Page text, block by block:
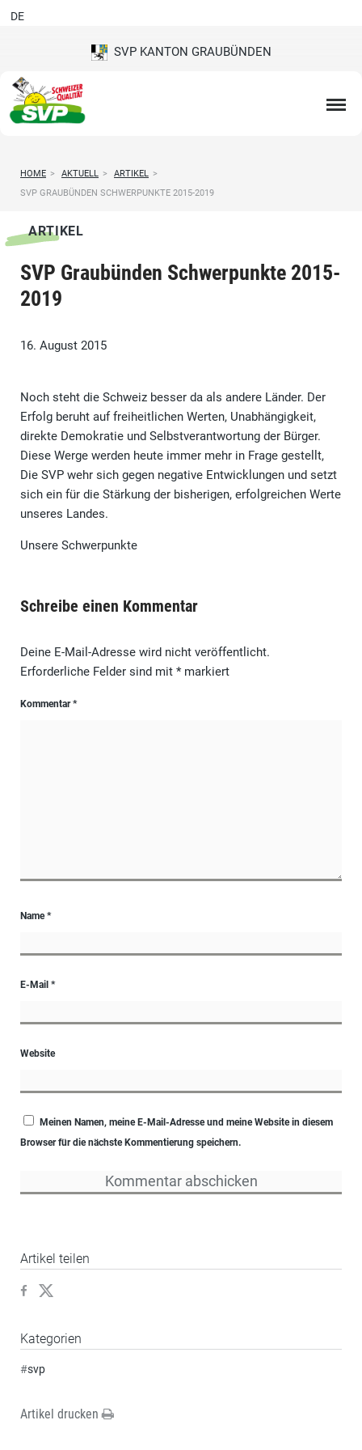
SVP KANTON GRAUBÜNDEN
DE
HOME > AKTUELL > ARTIKEL >
SVP GRAUBÜNDEN SCHWERPUNKTE 2015-2019
ARTIKEL
SVP Graubünden Schwerpunkte 2015-
2019
16. August 2015
Noch steht die Schweiz besser da als andere Länder. Der
Erfolg beruht auf freiheitlichen Werten, Unabhängigkeit,
direkte Demokratie und Selbstverantwortung der Bürger.
Diese Werge werden heute immer mehr in Frage gestellt,
Die SVP wehr sich gegen negative Entwicklungen und setzt
sich ein für die Stärkung der bisherigen, erfolgreichen Werte
unseres Landes.
Unsere Schwerpunkte
Schreibe einen Kommentar
Deine E-Mail-Adresse wird nicht veröffentlicht.
Erforderliche Felder sind mit *markiert
Kommentar*
Name*
E-Mail *
Website
Meinen Namen, meine E-Mail-Adresse und meine Website in diesem
Browser für die nächste Kommentierung speichern.
Artikel teilen
Kategorien
#svp
Artikel drucken